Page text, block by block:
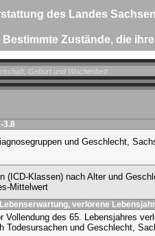
des Landes
Bestimmte Zustände, die
Geburt und Wochenbett
3.8
und Geschlecht,
(ICD-Klassen) nach Alter und
Mittelwert
verlorene
Vollendung des 65. Lebensjahres
Todesursachen und Geschlecht,